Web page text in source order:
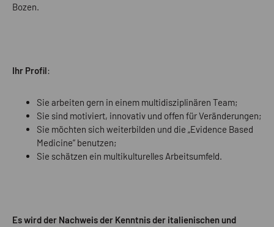
Bozen.
Ihr Profil:
Sie arbeiten gern in einem multidisziplinären Team;
Sie sind motiviert, innovativ und offen für Veränderungen;
Sie möchten sich weiterbilden und die „Evidence Based
Medicine“ benutzen;
Sie schätzen ein multikulturelles Arbeitsumfeld.
Es wird der Nachweis der Kenntnis der italienischen und